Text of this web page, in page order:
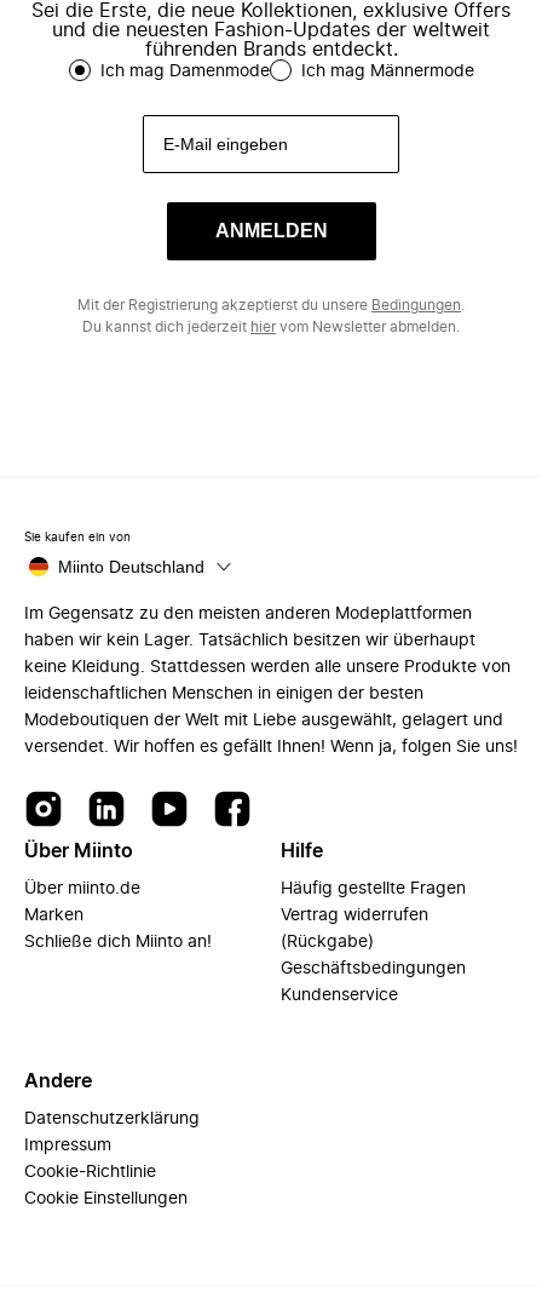
Sei die Erste, die neue Kollektionen, exklusive Offers
und die neuesten Fashion-Updates der weltweit
führenden Brands entdeckt.
Ich mag Damenmode Ich mag Männermode
ANMELDEN
Mit der Registrierung akzeptierst du unsere Bedingungen
Du kannst dich jederzeit hiervom Newsletter abmelden.
Sie kaufen ein von
Miinto Deutschland
Im Gegensatz zu den meisten anderen Modeplattformen
haben wir kein Lager. Tatsächlich besitzen wir überhaupt
keine Kleidung. Stattdessen werden alle unsere Produkte von
leidenschaftlichen Menschen in einigen der besten
Modeboutiquen der Welt mit Liebe ausgewählt, gelagert und
versendet. Wir hoffen es gefällt Ihnen! Wenn ja, folgen Sie uns!
Über Miinto
Über miinto.de
Marken
Schließe dich Miinto an!
Hilfe
Häufig gestellte Fragen
Vertrag widerrufen
(Rückgabe)
Geschäftsbedingungen
Kundenservice
Andere
Datenschutzerklärung
Impressum
Cookie-Richtlinie
Cookie Einstellungen